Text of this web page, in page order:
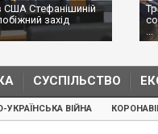
США Стефанішиній
захід
...
СУСПІЛЬСТВО
УКРАЇНСЬКА ВІЙНА